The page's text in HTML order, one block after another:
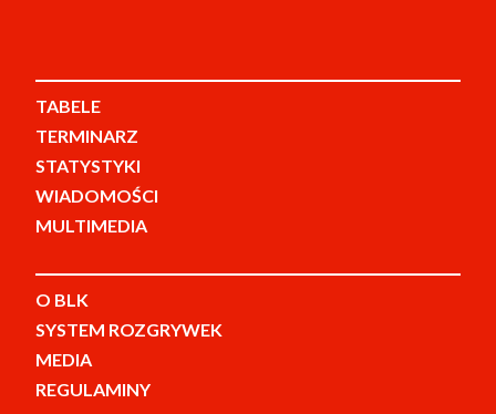
TABELE
TERMINARZ
STATYSTYKI
WIADOMOŚCI
MULTIMEDIA
O BLK
SYSTEM ROZGRYWEK
MEDIA
REGULAMINY